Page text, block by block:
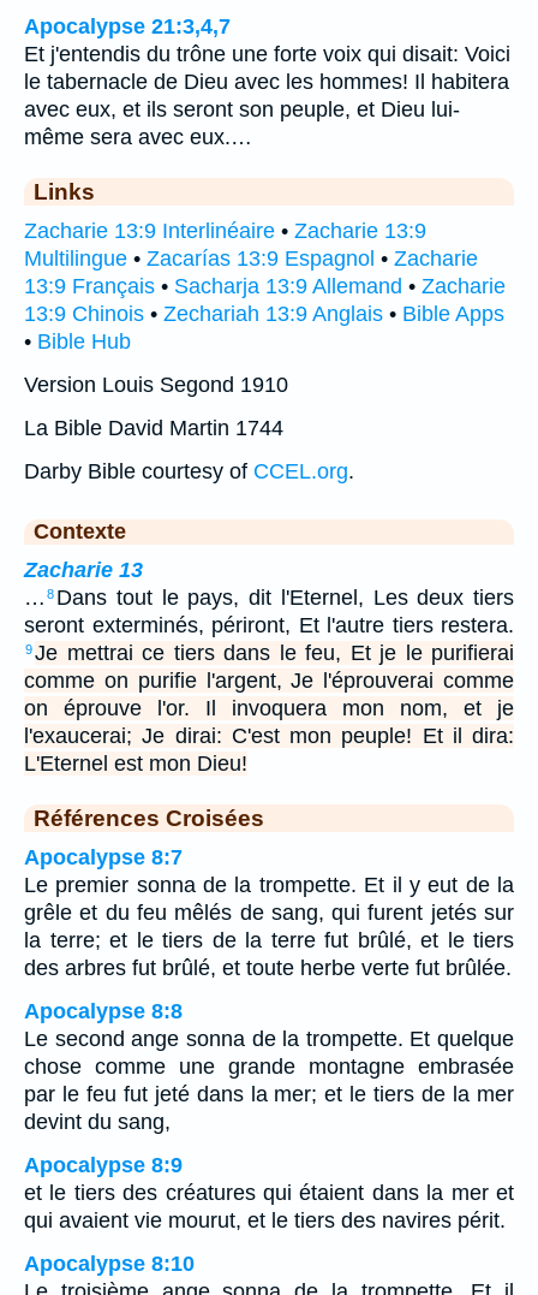
Apocalypse 21:3,4,7
Et j'entendis du trône une forte voix qui disait: Voici
le tabernacle de Dieu avec les hommes! Il habitera
avec eux, et ils seront son peuple, et Dieu lui-
même sera avec eux.…
Links
Zacharie 13:9 Interlinéaire • Zacharie 13:9
Multilingue • Zacarías 13:9 Espagnol • Zacharie
13:9 Français • Sacharja 13:9 Allemand • Zacharie
13:9 Chinois • Zechariah 13:9 Anglais • Bible Apps
• Bible Hub
Version Louis Segond 1910
La Bible David Martin 1744
Darby Bible courtesy of CCEL.org.
Contexte
Zacharie 13
… 8 Dans tout le pays, dit l'Eternel, Les deux tiers
seront exterminés, périront, Et l'autre tiers restera.
9Je mettrai ce tiers dans le feu, Et je le purifierai
comme on purifie l'argent, Je l'éprouverai comme
on éprouve l'or. Il invoquera mon nom, et je
l'exaucerai; Je dirai: C'est mon peuple! Et il dira:
L'Eternel est mon Dieu!
Références Croisées
Apocalypse 8:7
Le premier sonna de la trompette. Et il y eut de la
grêle et du feu mêlés de sang, qui furent jetés sur
la terre; et le tiers de la terre fut brûlé, et le tiers
des arbres fut brûlé, et toute herbe verte fut brûlée.
Apocalypse 8:8
Le second ange sonna de la trompette. Et quelque
chose comme une grande montagne embrasée
par le feu fut jeté dans la mer; et le tiers de la mer
devint du sang,
Apocalypse 8:9
et le tiers des créatures qui étaient dans la mer et
qui avaient vie mourut, et le tiers des navires périt.
Apocalypse 8:10